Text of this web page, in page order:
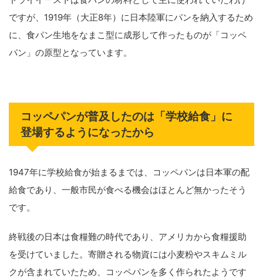
ですが、1919年（大正8年）に日本陸軍にパンを納入するため
に、食パン生地をなまこ型に成形して作ったものが「コッペ
パン」の原型となっています。
コッペパンが普及したのは「学校給食」に
登場するようになったから
1947年に学校給食が始まるまでは、コッペパンは日本軍の配
給食であり、一般市民が食べる機会はほとんど無かったそう
です。
終戦後の日本は食糧難の時代であり、アメリカから食糧援助
を受けていました。寄贈される物資には小麦粉やスキムミル
クが含まれていたため、コッペパンを多く作られたようです